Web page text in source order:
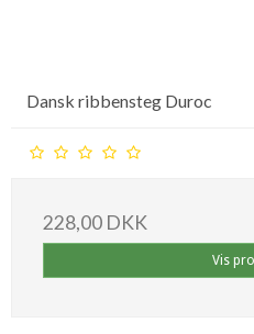
Dansk ribbensteg Duroc
228,00 DKK
Vis